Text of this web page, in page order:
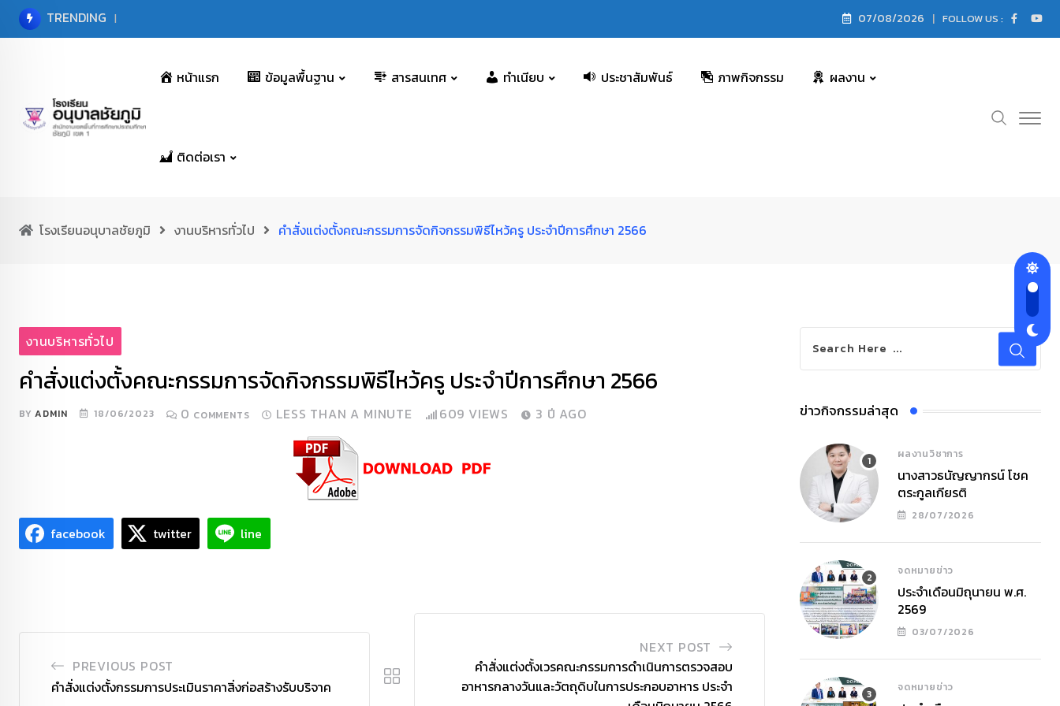
Skip
TRENDING 07/08/2026 FOLLOW US :
หน้าแรก ข้อมูลพื้นฐาน สารสนเทศ ทำเนียบ ประชาสัมพันธ์ ภาพกิจกรรม ผลงาน
ติดต่อเรา
โรงเรียนอนุบาลชัยภูมิ งานบริหารทั่วไป คำสั่งแต่งตั้งคณะกรรมการจัดกิจกรรมพิธีไหว้ครู ประจำปีการศึกษา 2566
งานบริหารทั่วไป
คำสั่งแต่งตั้งคณะกรรมการจัดกิจกรรมพิธีไหว้ครู ประจำปีการศึกษา 2566
BYADMIN 18/06/2023 0 COMMENTS LESS THAN A MINUTE 609 VIEWS 3 ปี AGO
facebook twitter line
PREVIOUS POST
คำสั่งแต่งตั้งกรรมการประเมินราคาสิ่งก่อสร้างรับบริจาค
NEXT POST
คำสั่งแต่งตั้งเวรคณะกรรมการดำเนินการตรวจสอบ
อาหารกลางวันและวัตถุดิบในการประกอบอาหาร ประจำ
ข่าวกิจกรรมล่าสุด
ผลงานวิชาการ
นางสาวธนัญญากรน์ โชค
ตระกูลเกียรติ
28/07/2026
จดหมายข่าว
ประจำเดือนมิถุนายน พ.ศ.
2569
03/07/2026
จดหมายข่าว